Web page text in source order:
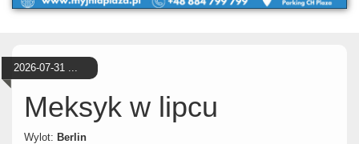
2026-07-31 ...
Meksyk w lipcu
Wylot: Berlin